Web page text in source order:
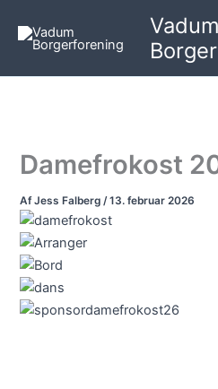
indholdet
Vadum
Damefrokost
AfJess Falberg/13. februar 2026